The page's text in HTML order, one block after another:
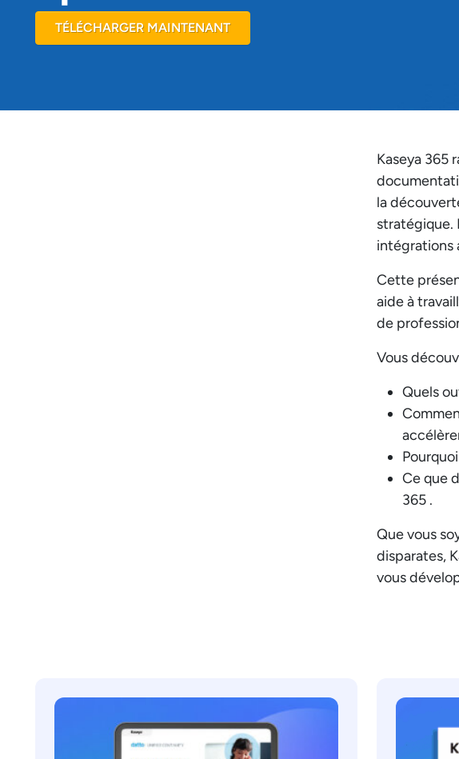
TÉLÉCHARGER MAINTENANT
Kaseya 365
la
stratégique.
intégrations
Cette
aide à
de
Vous
Quels
Ce que
365 .
Que vous
disparates,
vous